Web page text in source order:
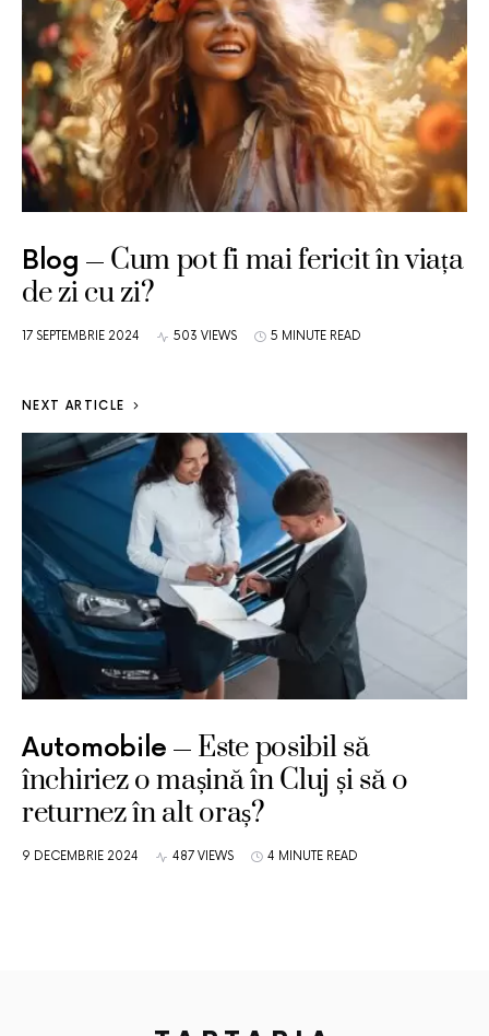
Blog
Cum pot fi mai fericit în viața
de zi cu zi?
17 SEPTEMBRIE 2024 503 VIEWS 5 MINUTE READ
NEXT ARTICLE
Automobile
Este posibil să
închiriez o mașină în Cluj și să o
returnez în alt oraș?
9 DECEMBRIE 2024 487 VIEWS 4 MINUTE READ